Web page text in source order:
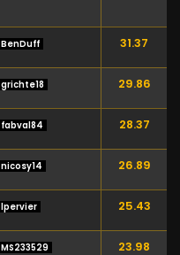
BenDuff 31.37
grichte18 29.86
fabval84 28.37
nicosy14 26.89
lpervier 25.43
MS233529 23.98